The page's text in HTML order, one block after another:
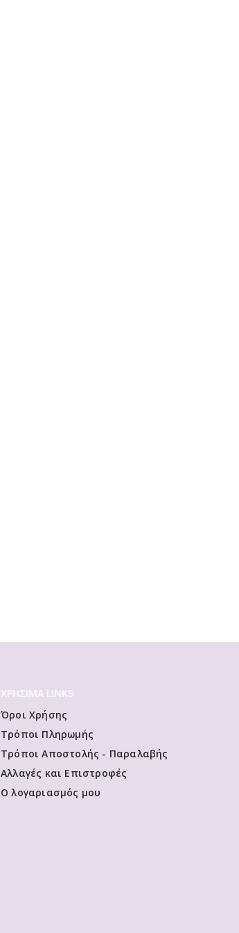
ΧΡΗΣΙΜΑ LINKS
Όροι Χρήσης
Τρόποι Πληρωμής
Τρόποι Αποστολής - Παραλαβής
Αλλαγές και Επιστροφές
Ο λογαριασμός μου